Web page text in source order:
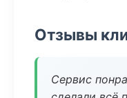
Отзывы
Сервис